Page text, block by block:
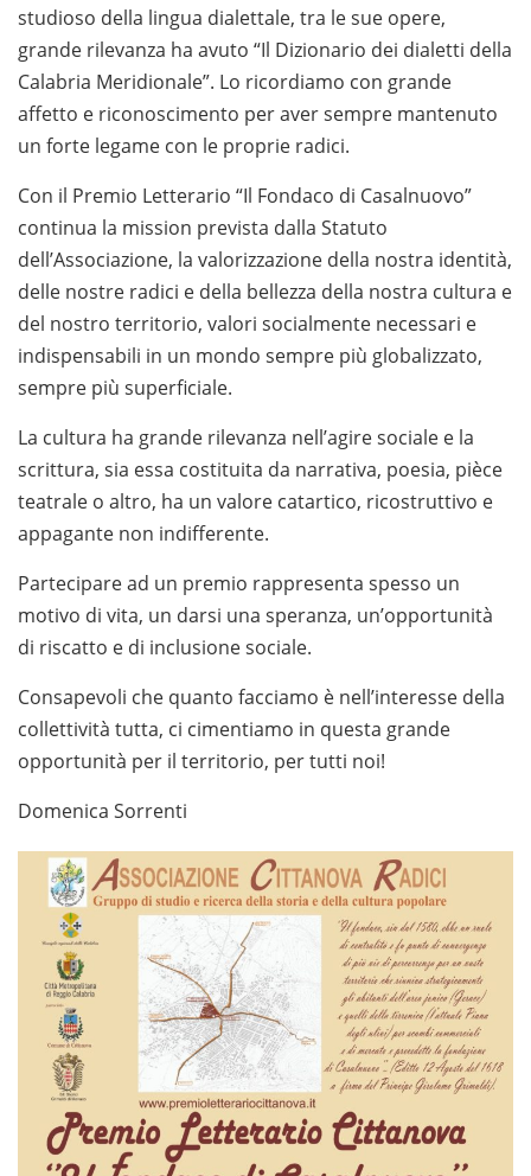
studioso della lingua dialettale, tra le sue opere,
grande rilevanza ha avuto “Il Dizionario dei dialetti della
Calabria Meridionale”. Lo ricordiamo con grande
affetto e riconoscimento per aver sempre mantenuto
un forte legame con le proprie radici.
Con il Premio Letterario “Il Fondaco di Casalnuovo”
continua la mission prevista dalla Statuto
dell’Associazione, la valorizzazione della nostra identità,
delle nostre radici e della bellezza della nostra cultura e
del nostro territorio, valori socialmente necessari e
indispensabili in un mondo sempre più globalizzato,
sempre più superficiale.
La cultura ha grande rilevanza nell’agire sociale e la
scrittura, sia essa costituita da narrativa, poesia, pièce
teatrale o altro, ha un valore catartico, ricostruttivo e
appagante non indifferente.
Partecipare ad un premio rappresenta spesso un
motivo di vita, un darsi una speranza, un’opportunità
di riscatto e di inclusione sociale.
Consapevoli che quanto facciamo è nell’interesse della
collettività tutta, ci cimentiamo in questa grande
opportunità per il territorio, per tutti noi!
Domenica Sorrenti